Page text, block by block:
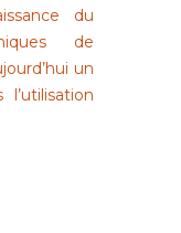
du
de
un